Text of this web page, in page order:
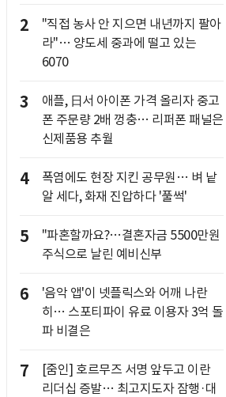
2
"직접 농사 안 지으면 내년까지 팔아
라"… 양도세 중과에 떨고 있는
6070
3
애플, 日서 아이폰 가격 올리자 중고
폰 주문량 2배 껑충… 리퍼폰 패널은
신제품용 추월
4
폭염에도 현장 지킨 공무원… 벼 낱
알 세다, 화재 진압하다 '풀썩'
5
"파혼할까요?…결혼자금 5500만원
주식으로 날린 예비신부
6
'음악 앱'이 넷플릭스와 어깨 나란
히… 스포티파이 유료 이용자 3억 돌
파 비결은
7
[줌인] 호르무즈 서명 앞두고 이란
리더십 증발… 최고지도자 잠행·대